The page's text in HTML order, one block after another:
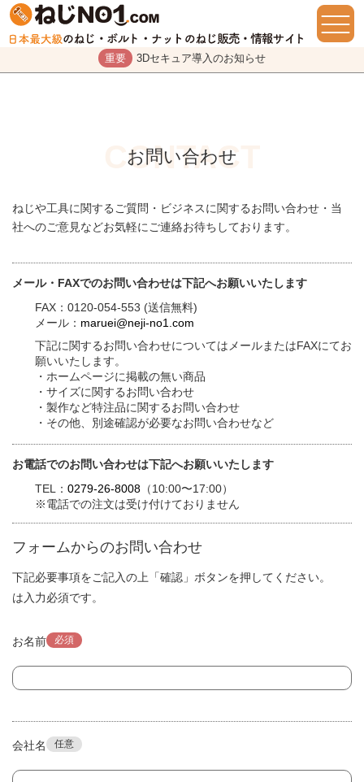
重要 3Dセキュア導入のお知らせ
お問い合わせ
ねじや工具に関するご質問・ビジネスに関するお問い合わせ・当
社へのご意見などお気軽にご連絡お待ちしております。
メール・FAXでのお問い合わせは下記へお願いいたします
FAX：0120-054-553 (送信無料)
メール： maruei@neji-no1.com
下記に関するお問い合わせについてはメールまたはFAXにてお
願いいたします。
・ホームページに掲載の無い商品
・サイズに関するお問い合わせ
・製作など特注品に関するお問い合わせ
・その他、別途確認が必要なお問い合わせなど
お電話でのお問い合わせは下記へお願いいたします
TEL： 0279-26-8008 （10:00〜17:00）
※電話での注文は受け付けておりません
フォームからのお問い合わせ
下記必要事項をご記入の上「確認」ボタンを押してください。
は入力必須です。
お名前 必須
会社名 任意